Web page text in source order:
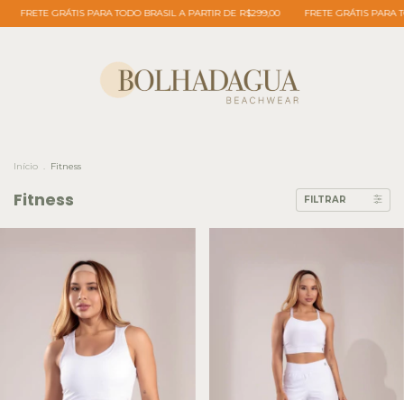
BRASIL A PARTIR DE R$299,00 FRETE GRÁTIS PARA TODO BRASIL A PARTIR DE
Início . Fitness
Fitness FILTRAR